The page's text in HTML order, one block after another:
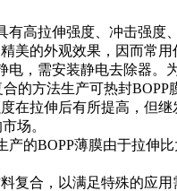
高拉伸强度、冲击强
美的外观效果，因而常用
，需安装静电去除器。
的方法生产可热封BOPP
拉伸后有所提高，但
场。
的BOPP薄膜由于拉伸
合，以满足特殊的应